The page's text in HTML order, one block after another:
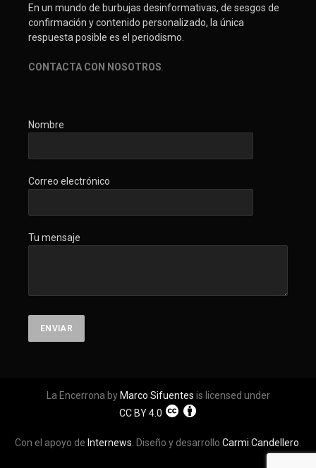
En un mundo de burbujas desinformativas, de sesgos de
confirmación y contenido personalizado, la única
respuesta posible es el periodismo.
CONTACTA CON NOSOTROS
Nombre
Correo electrónico
Tu mensaje
La Encerrona by Marco Sifuentes is licensed under
CC BY 4.0
Con el apoyo de Internews . Diseño y desarrollo Carmi Candellero